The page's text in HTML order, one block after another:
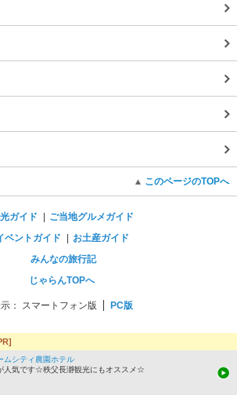
このページのTOPへ
ガイド
ご当地グルメガイド
ベントガイド
お土産ガイド
みんなの旅行記
じゃらんTOPへ
： スマートフォン版 PC版
ムシティ農園ホテル
人気です☆秩父長瀞観光にもオススメ☆